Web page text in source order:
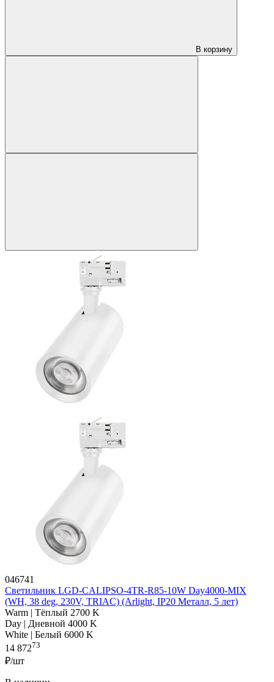
В корзину
046741
Светильник LGD-CALIPSO-4TR-R85-10W Day4000-MIX
(WH, 38 deg, 230V, TRIAC) (Arlight, IP20 Металл, 5 лет)
Warm | Тёплый 2700 K
Day | Дневной 4000 K
White | Белый 6000 K
14 87273
₽/шт